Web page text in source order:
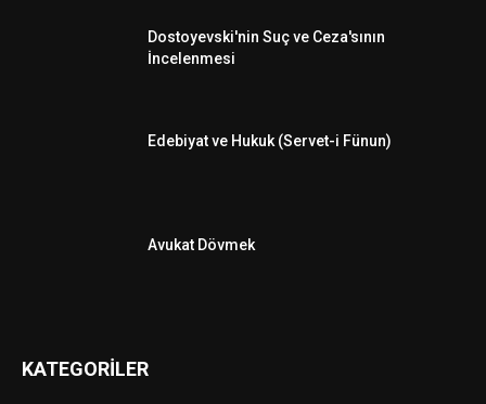
Dostoyevski'nin Suç ve Ceza'sının
İncelenmesi
Edebiyat ve Hukuk (Servet-i Fünun)
Avukat Dövmek
KATEGORİLER